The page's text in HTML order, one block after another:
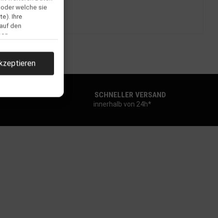
SCHNELLER VERSAND
innerhalb von 24h*
welche sie
Ihre
den